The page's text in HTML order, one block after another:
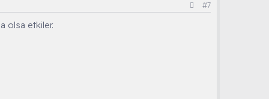
#7
olsa etkiler.